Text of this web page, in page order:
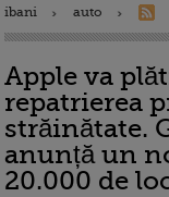
ibani auto
Apple va
repatrierea
străinătate.
anunță un
20.000 de